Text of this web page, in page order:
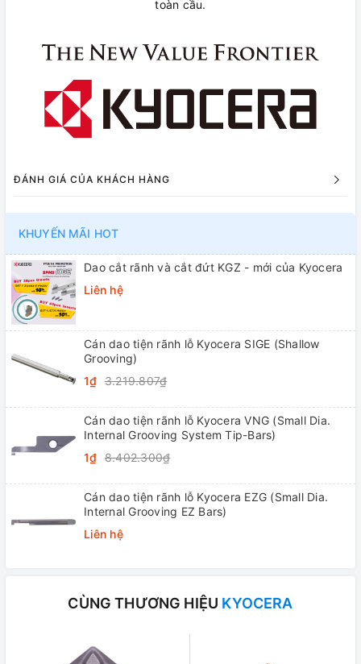
toàn cầu.
ĐÁNH GIÁ CỦA KHÁCH HÀNG
KHUYẾN MÃI HOT
Dao cắt rãnh và cắt đứt KGZ - mới của Kyocera
Liên hệ
Cán dao tiện rãnh lỗ Kyocera SIGE (Shallow
Grooving)
1₫ 3.219.807₫
Cán dao tiện rãnh lỗ Kyocera VNG (Small Dia.
Internal Grooving System Tip-Bars)
1₫ 8.402.300₫
Cán dao tiện rãnh lỗ Kyocera EZG (Small Dia.
Internal Grooving EZ Bars)
Liên hệ
CÙNG THƯƠNG HIỆU KYOCERA